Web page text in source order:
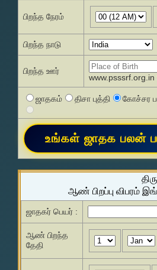
பிறந்த நேரம்
பிறந்த நாடு
பிறந்த ஊர்
www.psssrf.org.in
ஜாதகம் திசா புத்தி கோச்சர
ஆண் பிறப்பு விபரம்
ஜாதகர் பெயர் :
ஆண் பிறந்த
தேதி